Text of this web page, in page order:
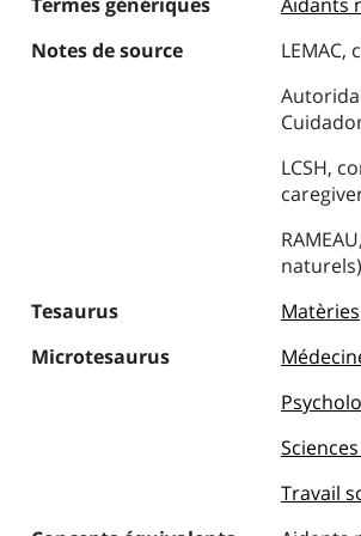
Notes de source
LCSH,
naturels)
Tesaurus
Matèries
Microtesaurus
Travail